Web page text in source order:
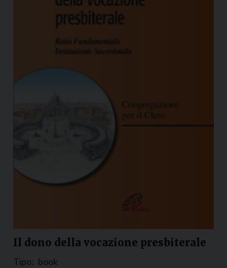
Il dono della vocazione presbiterale
Tipo: book